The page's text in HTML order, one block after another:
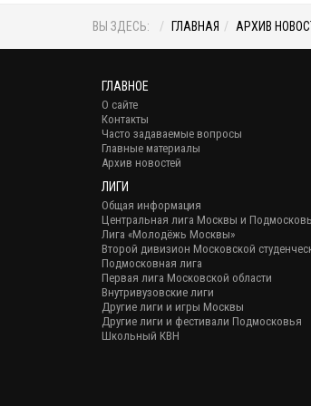
ВЫ ЗДЕСЬ: ГЛАВНАЯ АРХИВ
ГЛАВНОЕ
О сайте
Контакты
Часто задаваемые вопросы
Главные материалы
Архив новостей
ЛИГИ
Общая информация
Центральная лига Москвы и
Лига «Молодёжь Москвы»
Второй дивизион Московской
Подмосковная лига
Первая лига Московской области
Внутривузовские лиги
Другие лиги и игры Москвы
Другие лиги и фестивали Подмосковья
Школьный КВН